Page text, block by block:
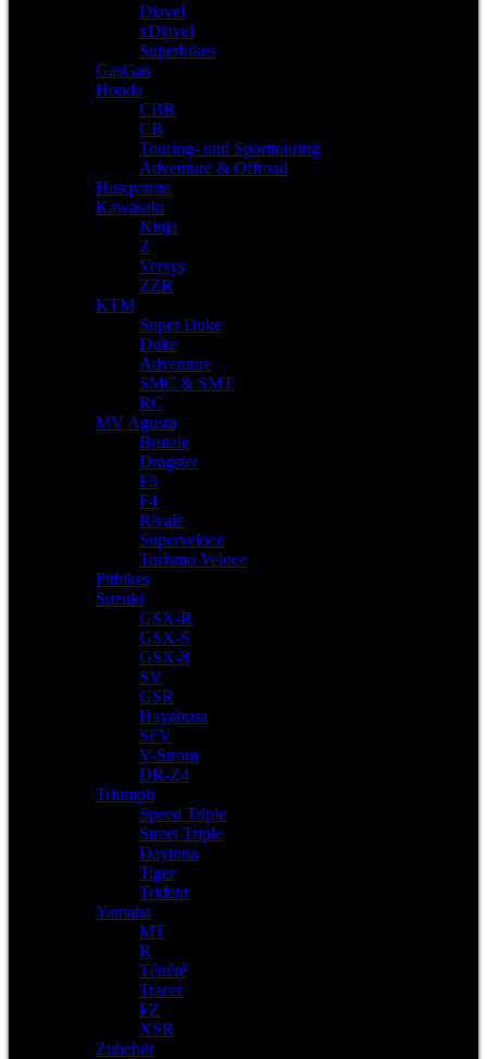
Diavel
xDiavel
Superbikes
GasGas
Honda
CBR
CB
Touring- und Sporttouring
Adventure & Offroad
Husqvarna
Kawasaki
Ninja
Z
Versys
ZZR
KTM
Super Duke
Duke
Adventure
SMC & SMT
RC
MV Agusta
Brutale
Dragster
F3
F4
Rivale
Superveloce
Turismo Veloce
Pitbikes
Suzuki
GSX-R
GSX-S
GSX-8
SV
GSR
Hayabusa
SFV
V-Strom
DR-Z4
Triumph
Speed Triple
Street Triple
Daytona
Tiger
Trident
Yamaha
MT
R
Ténéré
Tracer
FZ
XSR
Zubehör